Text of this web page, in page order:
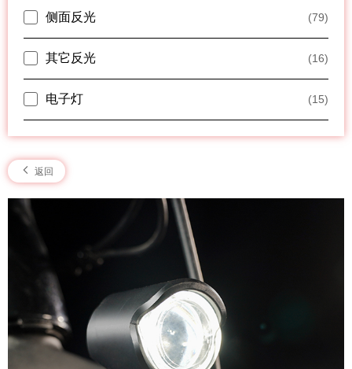
侧面反光 (79)
其它反光 (16)
电子灯 (15)
返回